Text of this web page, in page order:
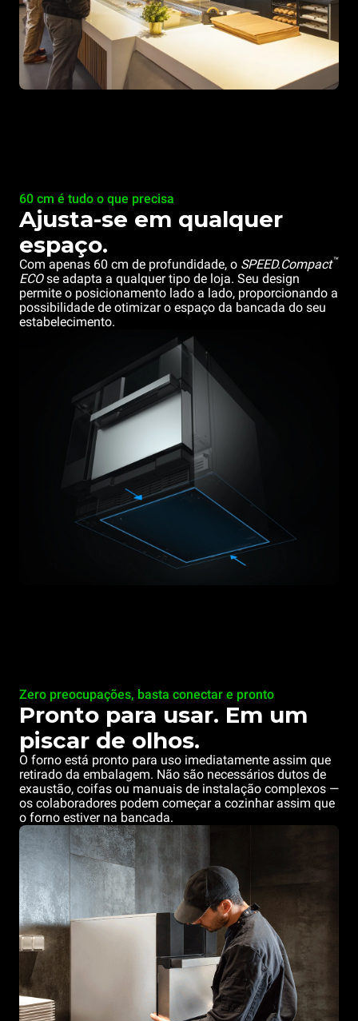
60 cm é tudo o que precisa
Ajusta-se em qualquer
espaço.
Com apenas 60 cm de profundidade, o SPEED.Compact™
ECOse adapta a qualquer tipo de loja. Seu design
permite o posicionamento lado a lado, proporcionando a
possibilidade de otimizar o espaço da bancada do seu
estabelecimento.
Zero preocupações, basta conectar e pronto
Pronto para usar. Em um
piscar de olhos.
O forno está pronto para uso imediatamente assim que
retirado da embalagem. Não são necessários dutos de
exaustão, coifas ou manuais de instalação complexos —
os colaboradores podem começar a cozinhar assim que
o forno estiver na bancada.